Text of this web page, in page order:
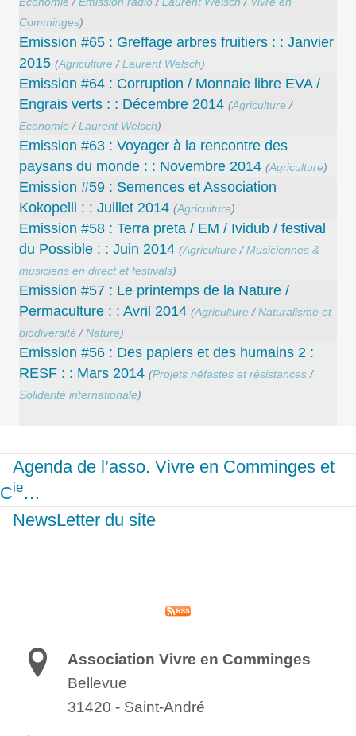
Comminges)
Emission #65 : Greffage arbres fruitiers : : Janvier
2015 (Agriculture/Laurent Welsch)
Emission #64 : Corruption / Monnaie libre EVA /
Engrais verts : : Décembre 2014 (Agriculture/
Economie/Laurent Welsch)
Emission #63 : Voyager à la rencontre des
paysans du monde : : Novembre 2014 (Agriculture)
Emission #59 : Semences et Association
Kokopelli : : Juillet 2014 (Agriculture)
Emission #58 : Terra preta / EM / Ividub / festival
du Possible : : Juin 2014 (Agriculture/Musiciennes &
musiciens en direct et festivals)
Emission #57 : Le printemps de la Nature /
Permaculture : : Avril 2014 (Agriculture/Naturalisme et
biodiversité/Nature)
Emission #56 : Des papiers et des humains 2 :
RESF : : Mars 2014 (Projets néfastes et résistances/
Solidarité internationale)
Agenda de l’asso. Vivre en Comminges et
Cie…
NewsLetter du site
Association Vivre en Comminges
Bellevue
31420 - Saint-André